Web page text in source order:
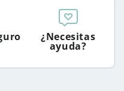
¿Necesitas
ayuda?